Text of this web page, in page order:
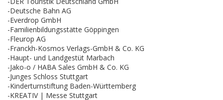
-Deutsche Bahn AG
-Everdrop GmbH
-Familienbildungsstätte Göppingen
-Fleurop AG
-Franckh-Kosmos Verlags-GmbH & Co. KG
-Haupt- und Landgestüt Marbach
-Jako-o / HABA Sales GmbH & Co. KG
-Junges Schloss Stuttgart
-Kinderturnstiftung Baden-Württemberg
-KREATIV | Messe Stuttgart